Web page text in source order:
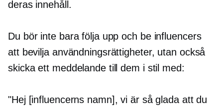
deras innehåll.
Du bör inte bara följa upp och be influencers
att bevilja användningsrättigheter, utan också
skicka ett meddelande till dem i stil med:
"Hej [influencerns namn], vi är så glada att du